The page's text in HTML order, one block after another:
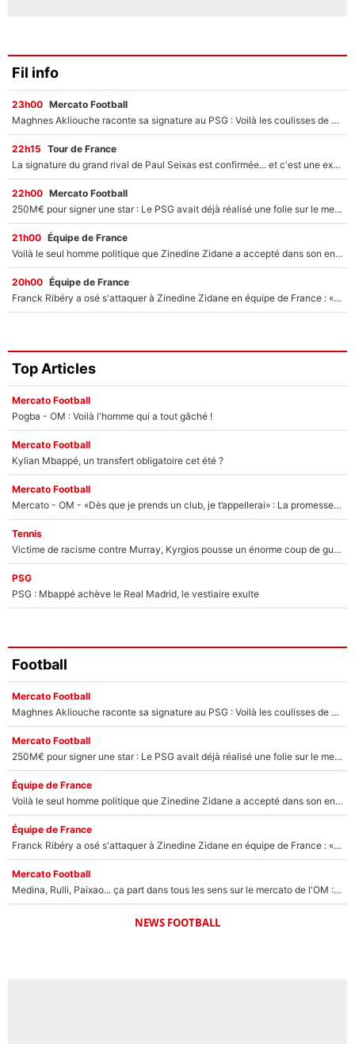
Fil info
23h00 Mercato Football
Maghnes Akliouche raconte sa signature au PSG : Voilà les coulisses de son transfert de rêve à 50M€
22h15 Tour de France
La signature du grand rival de Paul Seixas est confirmée... et c'est une excellente nouvelle pour l'équipe Decathlon-CMA CGM !
22h00 Mercato Football
250M€ pour signer une star : Le PSG avait déjà réalisé une folie sur le mercato bien avant Neymar !
21h00 Équipe de France
Voilà le seul homme politique que Zinedine Zidane a accepté dans son entourage : «Je garde un très bon souvenir de lui»
20h00 Équipe de France
Franck Ribéry a osé s'attaquer à Zinedine Zidane en équipe de France : «Je n'aurais jamais fait ça»
Top Articles
Mercato Football
Pogba - OM : Voilà l'homme qui a tout gâché !
Mercato Football
Kylian Mbappé, un transfert obligatoire cet été ?
Mercato Football
Mercato - OM - «Dès que je prends un club, je t’appellerai» : La promesse de Marcelino au moment de claquer la porte
Tennis
Victime de racisme contre Murray, Kyrgios pousse un énorme coup de gueule !
PSG
PSG : Mbappé achève le Real Madrid, le vestiaire exulte
Football
Mercato Football
Maghnes Akliouche raconte sa signature au PSG : Voilà les coulisses de son transfert de rêve à 50M€
Mercato Football
250M€ pour signer une star : Le PSG avait déjà réalisé une folie sur le mercato bien avant Neymar !
Équipe de France
Voilà le seul homme politique que Zinedine Zidane a accepté dans son entourage : «Je garde un très bon souvenir de lui»
Équipe de France
Franck Ribéry a osé s'attaquer à Zinedine Zidane en équipe de France : «Je n'aurais jamais fait ça»
Mercato Football
Medina, Rulli, Paixao... ça part dans tous les sens sur le mercato de l'OM : Frank McCourt va enfin récupérer l'argent qu'il attend ?
NEWS FOOTBALL